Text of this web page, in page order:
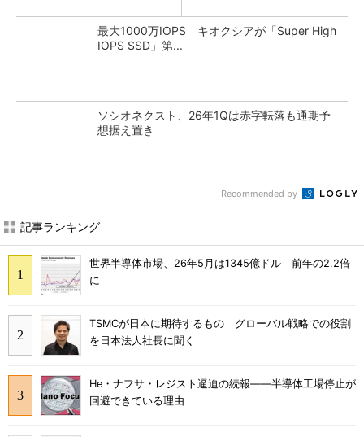
最大1000万IOPS キオクシアが「Super High
IOPS SSD」第...
ソシオネクスト、26年1Qは赤字転落も通期予
想据え置き
Recommended by
記事ランキング
世界半導体市場、26年5月は1345億ドル 前年の2.2倍
に
TSMCが日本に期待するもの グローバル戦略での役割
を日本法人社長に聞く
He・ナフサ・レジスト逼迫の続報――半導体工場停止が
回避できている理由